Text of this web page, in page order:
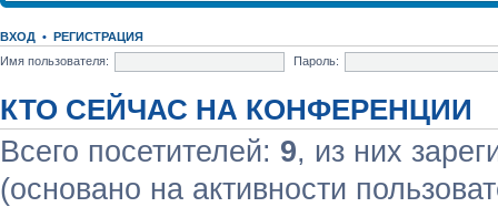
ВХОД • РЕГИСТРАЦИЯ
Имя пользователя:
Пароль:
КТО СЕЙЧАС НА КОНФЕРЕНЦИИ
Всего посетителей: 9, из них
(основано на активности